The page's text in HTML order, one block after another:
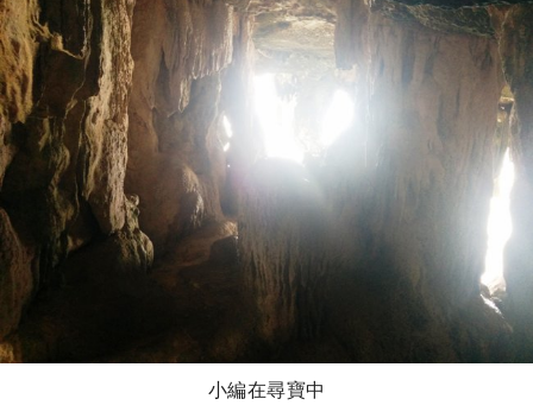
小編在尋寶中